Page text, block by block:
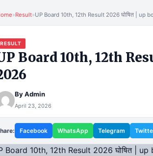
»Result»UP Board 10th, 12th Result 2026 घोषित | up
RESULT
Board 10th, 12th
ByAdmin
April 23, 2026
Facebook WhatsApp Telegram